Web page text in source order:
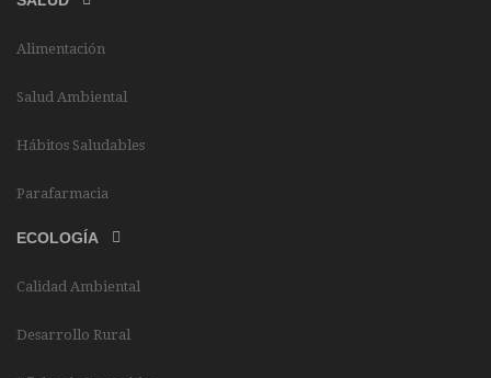
Alimentación
Salud Ambiental
Hábitos Saludables
Parafarmacia
ECOLOGÍA
Calidad Ambiental
Desarrollo Rural